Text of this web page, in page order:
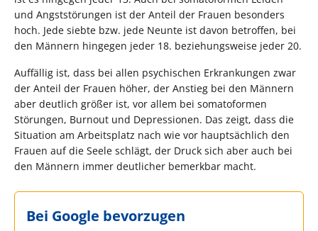
und Angststörungen ist der Anteil der Frauen besonders
hoch. Jede siebte bzw. jede Neunte ist davon betroffen, bei
den Männern hingegen jeder 18. beziehungsweise jeder 20.
Auffällig ist, dass bei allen psychischen Erkrankungen zwar
der Anteil der Frauen höher, der Anstieg bei den Männern
aber deutlich größer ist, vor allem bei somatoformen
Störungen, Burnout und Depressionen. Das zeigt, dass die
Situation am Arbeitsplatz nach wie vor hauptsächlich den
Frauen auf die Seele schlägt, der Druck sich aber auch bei
den Männern immer deutlicher bemerkbar macht.
Bei Google bevorzugen